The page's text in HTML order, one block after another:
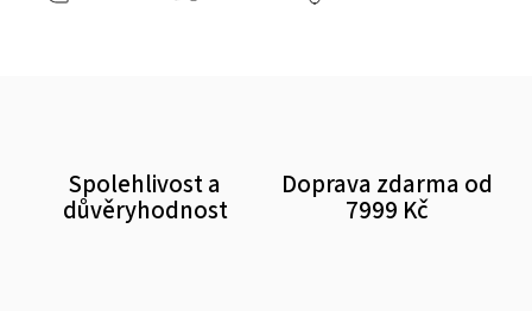
Spolehlivost a
důvěryhodnost
Doprava zdarma od
7999 Kč